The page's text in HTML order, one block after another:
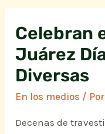
Celebran
Juárez
Diversas
En los medios /
Decenas de